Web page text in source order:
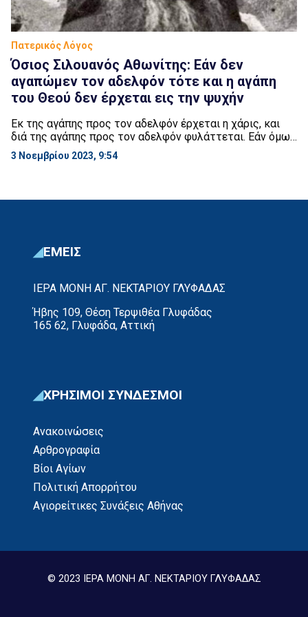
Πατερικός Λόγος
Όσιος Σιλουανός Αθωνίτης: Εάν δεν
αγαπώμεν τον αδελφόν τότε και η αγάπη
του Θεού δεν έρχεται εις την ψυχήν
Εκ της αγάπης προς τον αδελφόν έρχεται η χάρις, και
διά της αγάπης προς τον αδελφόν φυλάττεται. Εάν όμως
δεν αγαπώμεν τον αδελφόν, τότε και η αγάπη του Θεού
δεν έρχεται εις την ψυχήν, ένεκα της κατακρίσεως η του
3 Νοεμβρίου 2023, 9:54
ΕΜΕΙΣ
ΙΕΡΑ ΜΟΝΗ ΑΓ. ΝΕΚΤΑΡΙΟΥ ΓΛΥΦΑΔΑΣ
Ήβης 109, Θέση Τερψιθέα Γλυφάδας
165 62, Γλυφάδα, Αττική
ΧΡΗΣΙΜΟΙ ΣΥΝΔΕΣΜΟΙ
Ανακοινώσεις
Αρθρογραφία
Βίοι Αγίων
Πολιτική Απορρήτου
Αγιορείτικες Συνάξεις Αθήνας
© 2023 ΙΕΡΑ ΜΟΝΗ ΑΓ. ΝΕΚΤΑΡΙΟΥ ΓΛΥΦΑΔΑΣ